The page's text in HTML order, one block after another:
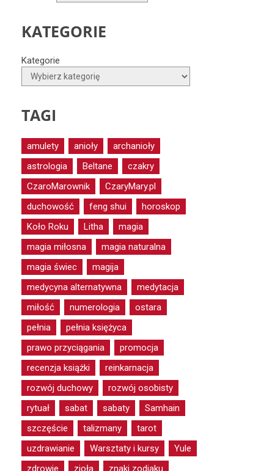
KATEGORIE
Kategorie
TAGI
amulety anioły
archanioły
astrologia
Beltane
czakry
CzaroMarownik
CzaryMary.pl
duchowość
feng shui
horoskop
Koło Roku
Litha
magia
magia miłosna
magia naturalna
magia świec
magija
medycyna alternatywna
medytacja
miłość
numerologia
ostara
pełnia
pełnia księżyca
prawo przyciągania
promocja
recenzja książki
reinkarnacja
rozwój duchowy
rozwój osobisty
rytuał
sabat sabaty
Samhain
szczęście
talizmany
tarot
uzdrawianie
Warsztaty i kursy
Yule
zdrowie
zioła znaki zodiaku